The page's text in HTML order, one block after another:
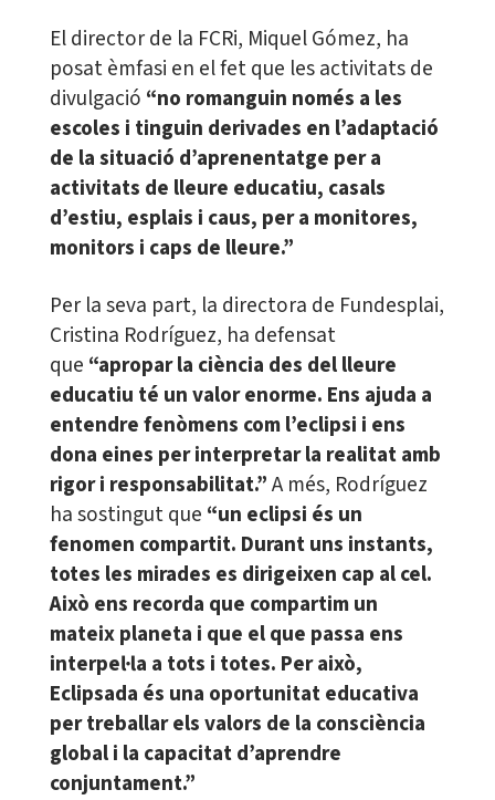
El director de la FCRi, Miquel Gómez, ha
posat èmfasi en el fet que les activitats de
divulgació “no romanguin només a les
escoles i tinguin derivades en l’adaptació
de la situació d’aprenentatge per a
activitats de lleure educatiu, casals
d’estiu, esplais i caus, per a monitores,
monitors i caps de lleure.”
Per la seva part, la directora de Fundesplai,
Cristina Rodríguez, ha defensat
que “apropar la ciència des del lleure
educatiu té un valor enorme. Ens ajuda a
entendre fenòmens com l’eclipsi i ens
dona eines per interpretar la realitat amb
rigor i responsabilitat.”A més, Rodríguez
ha sostingut que “un eclipsi és un
fenomen compartit. Durant uns instants,
totes les mirades es dirigeixen cap al cel.
Això ens recorda que compartim un
mateix planeta i que el que passa ens
interpel·la a tots i totes. Per això,
Eclipsada és una oportunitat educativa
per treballar els valors de la consciència
global i la capacitat d’aprendre
conjuntament.”